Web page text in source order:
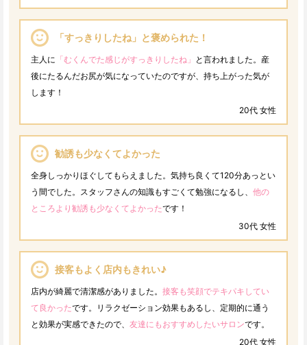
「すっきりしたね」と褒められた！
主人に 「むくんでた感じがすっきりしたね」 と言われました。産
後にたるんだお尻が気になっていたのですが、持ち上がった気が
します！
20代 女性
勧誘も少なくてよかった
全身しっかりほぐしてもらえました。気持ち良くて120分あっとい
う間でした。スタッフさんの知識もすごくて勉強になるし、 他の
ところより勧誘も少なくてよかったです！
30代 女性
接客もよく店内もきれい♪
店内が綺麗で清潔感がありました。 接客も笑顔でテキパキしてい
て良かったです。リラクゼーション効果もあるし、定期的に通う
と効果が実感できたので、 友達にもおすすめしたいサロンです。
20代 女性